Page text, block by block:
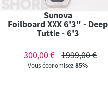
Sunova
Foilboard XXX 6'3" - Deep
Tuttle - 6'3
300,00 €
1999,00 €
Vous économisez85%